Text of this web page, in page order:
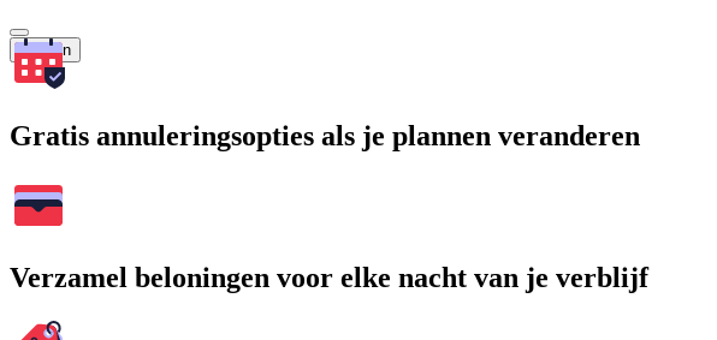
Zoeken
Gratis annuleringsopties als je plannen veranderen
Verzamel beloningen voor elke nacht van je verblijf